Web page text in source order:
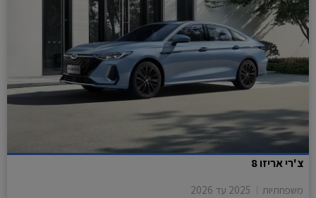
צ'רי אריזו 8
משפחתיות 2025 עד 2026